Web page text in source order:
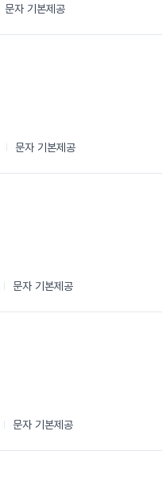
문자 기본제공
문자 기본제공
문자 기본제공
문자 기본제공